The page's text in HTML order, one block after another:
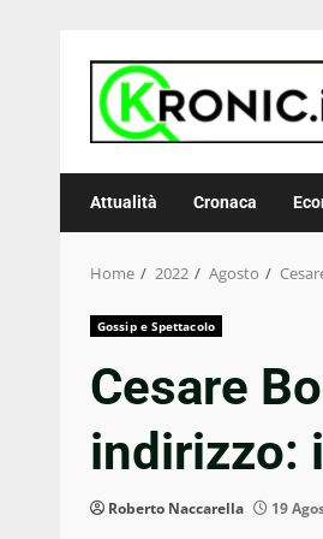
content
Attualità Cronaca
Home 2022 Agosto
Gossip e Spettacolo
Cesare
indirizzo:
Roberto Naccarella 19